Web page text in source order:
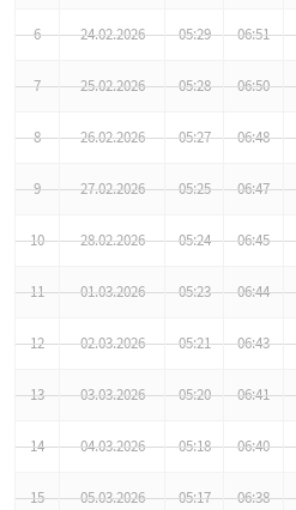
6 24.02.2026 05:29 06:51
7 25.02.2026 05:28 06:50
8 26.02.2026 05:27 06:48
9 27.02.2026 05:25 06:47
10 28.02.2026 05:24 06:45
11 01.03.2026 05:23 06:44
12 02.03.2026 05:21 06:43
13 03.03.2026 05:20 06:41
14 04.03.2026 05:18 06:40
15 05.03.2026 05:17 06:38